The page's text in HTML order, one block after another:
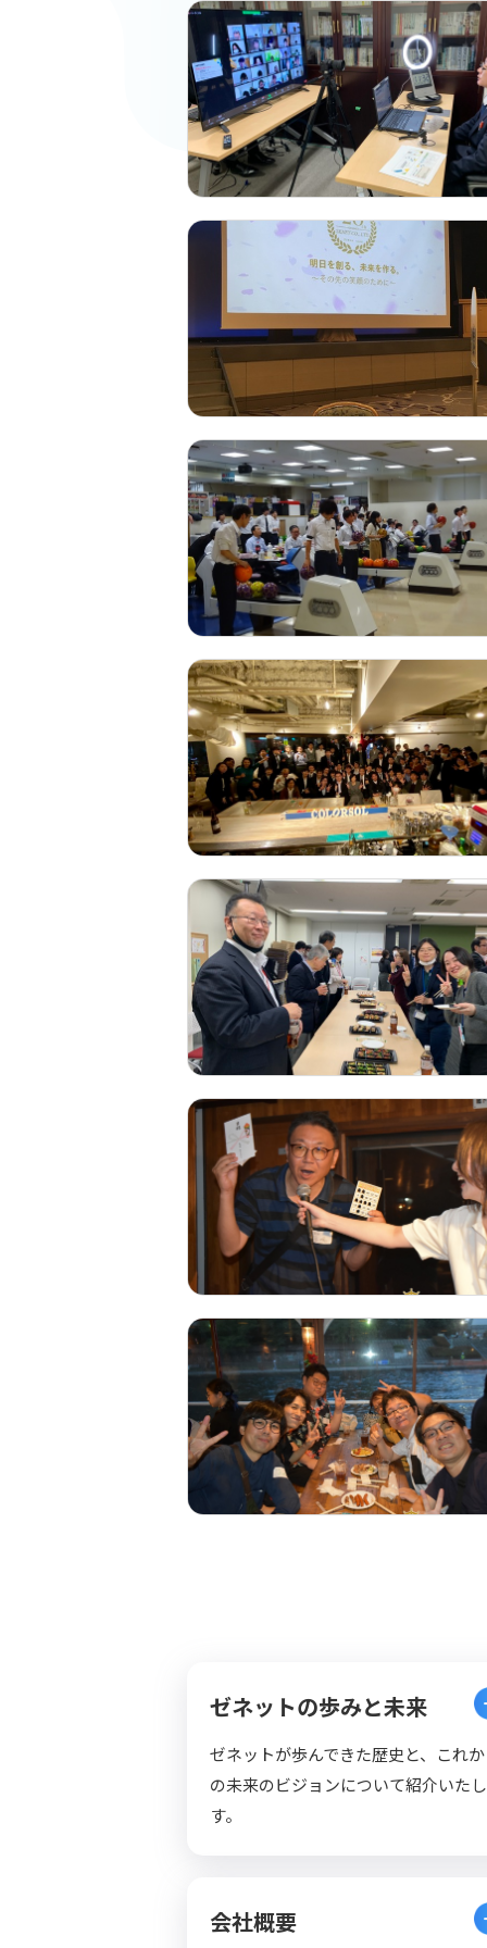
池袋本社です。同ビ
年2回開催し
ゼネットの歩みと未来
ゼネットが歩んできた歴史と、これ
の未来のビジョンについて紹介いた
す。
会社概要